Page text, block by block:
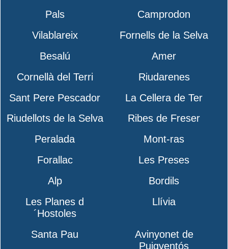
Pals
Camprodon
Vilablareix
Fornells de la Selva
Besalú
Amer
Cornellà del Terri
Riudarenes
Sant Pere Pescador
La Cellera de Ter
Riudellots de la Selva
Ribes de Freser
Peralada
Mont-ras
Forallac
Les Preses
Alp
Bordils
Les Planes d
´Hostoles
Llívia
Santa Pau
Avinyonet de
Puigventós